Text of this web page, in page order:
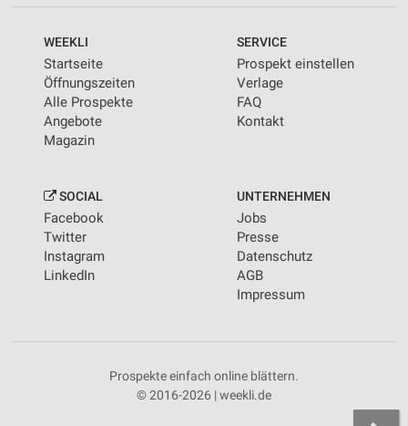
WEEKLI
Startseite
Öffnungszeiten
Alle Prospekte
Angebote
Magazin
SERVICE
Prospekt einstellen
Verlage
FAQ
Kontakt
SOCIAL
Facebook
Twitter
Instagram
LinkedIn
UNTERNEHMEN
Jobs
Presse
Datenschutz
AGB
Impressum
Prospekte einfach online blättern.
© 2016-2026 | weekli.de